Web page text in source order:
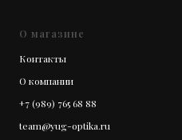
О магазине
Контакты
О компании
+7 (989) 765 68 88
team@yug-optika.ru